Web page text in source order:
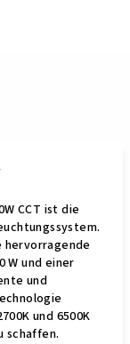
CCT ist die
hervorragende
W und einer
und
und 6500K
schaffen.